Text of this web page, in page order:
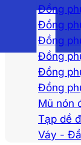
Đồng
Đồng
Đồng
Đồng
Đồng
Đồng
Mũ nón
Tạp dề
Váy -